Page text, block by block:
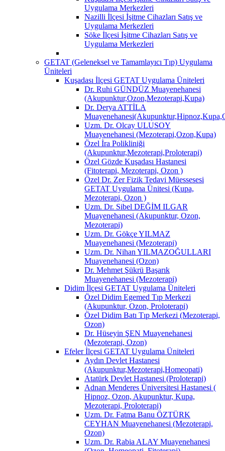
Uygulama Merkezleri
Nazilli İlçesi İşitme Cihazları Satış ve
Uygulama Merkezleri
Söke İlçesi İşitme Cihazları Satış ve
Uygulama Merkezleri
GETAT (Geleneksel ve Tamamlayıcı Tıp) Uygulama
Üniteleri
Kuşadası İlçesi GETAT Uygulama Üniteleri
Dr. Ruhi GÜNDÜZ Muayenehanesi
(Akupunktur,Ozon,Mezoterapi,Kupa)
Dr. Derya ATTİLA
Uzm. Dr. Olcay ULUSOY
Muayenehanesi (Mezoterapi,Ozon,Kupa)
Özel İra Polikliniği
(Akupunktur,Mezoterapi,Proloterapi)
Özel Gözde Kuşadası Hastanesi
(Fitoterapi, Mezoterapi, Ozon )
Özel Dr. Zer Fizik Tedavi Müessesesi
GETAT Uygulama Ünitesi (Kupa,
Mezoterapi, Ozon )
Uzm. Dr. Sibel DEĞİM ILGAR
Muayenehanesi (Akupunktur, Ozon,
Mezoterapi)
Uzm. Dr. Gökçe YILMAZ
Muayenehanesi (Mezoterapi)
Uzm. Dr. Nihan YILMAZOĞULLARI
Muayenehanesi (Ozon)
Dr. Mehmet Şükrü Başarık
Muayenehanesi (Mezoterapi)
Didim İlçesi GETAT Uygulama Üniteleri
Özel Didim Egemed Tıp Merkezi
(Akupunktur, Ozon, Proloterapi)
Özel Didim Batı Tıp Merkezi (Mezoterapi,
Ozon)
Dr. Hüseyin ŞEN Muayenehanesi
(Mezoterapi, Ozon)
Efeler İlçesi GETAT Uygulama Üniteleri
Aydın Devlet Hastanesi
(Akupunktur,Mezoterapi,Homeopati)
Atatürk Devlet Hastanesi (Proloterapi)
Adnan Menderes Üniversitesi Hastanesi (
Hipnoz, Ozon, Akupunktur, Kupa,
Mezoterapi, Proloterapi)
Uzm. Dr. Fatma Banu ÖZTÜRK
CEYHAN Muayenehanesi (Mezoterapi,
Ozon)
Uzm. Dr. Rabia ALAY Muayenehanesi